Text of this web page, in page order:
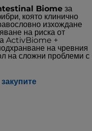
Biome за
която клинично
изхождане
на риска от
ActivBiome +
на чревния
на сложни проблеми с